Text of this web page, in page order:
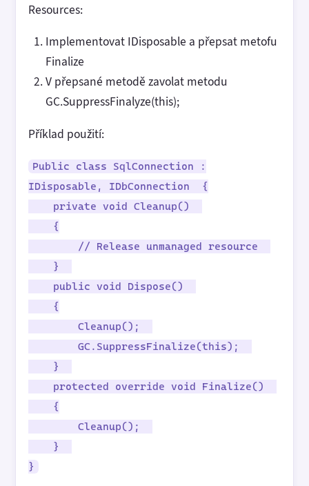
Resources:
Implementovat IDisposable a přepsat metofu
Finalize
V přepsané metodě zavolat metodu
GC.SuppressFinalyze(this);
Příklad použití:
Public class SqlConnection :
IDisposable, IDbConnection {
private void Cleanup()
{
// Release unmanaged resource
}
public void Dispose()
{
Cleanup();
GC.SuppressFinalize(this);
}
protected override void Finalize()
{
Cleanup();
}
}